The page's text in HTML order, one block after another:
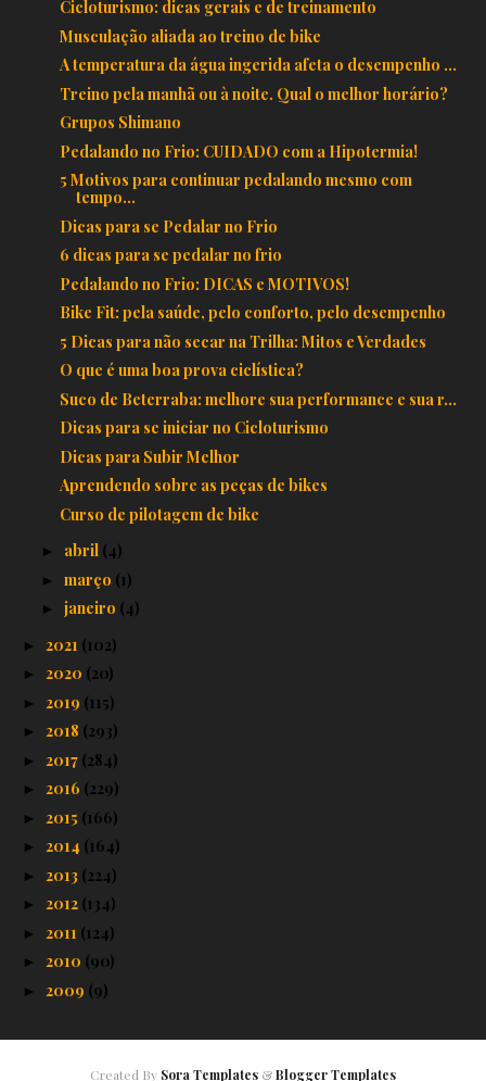
Cicloturismo: dicas gerais e de treinamento
Musculação aliada ao treino de bike
A temperatura da água ingerida afeta o desempenho ...
Treino pela manhã ou à noite. Qual o melhor horário?
Grupos Shimano
Pedalando no Frio: CUIDADO com a Hipotermia!
5 Motivos para continuar pedalando mesmo com
tempo...
Dicas para se Pedalar no Frio
6 dicas para se pedalar no frio
Pedalando no Frio: DICAS e MOTIVOS!
Bike Fit: pela saúde, pelo conforto, pelo desempenho
5 Dicas para não secar na Trilha: Mitos e Verdades
O que é uma boa prova ciclística?
Suco de Beterraba: melhore sua performance e sua r...
Dicas para se iniciar no Cicloturismo
Dicas para Subir Melhor
Aprendendo sobre as peças de bikes
Curso de pilotagem de bike
► abril (4)
► março (1)
► janeiro (4)
► 2021 (102)
► 2020 (20)
► 2019 (115)
► 2018 (293)
► 2017 (284)
► 2016 (229)
► 2015 (166)
► 2014 (164)
► 2013 (224)
► 2012 (134)
► 2011 (124)
► 2010 (90)
► 2009 (9)
Created By Sora Templates &Blogger Templates